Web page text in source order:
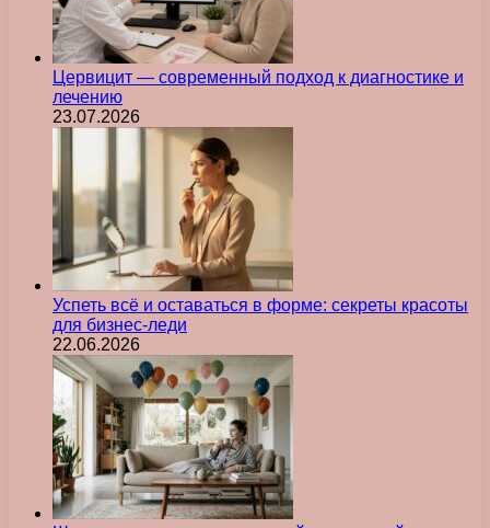
Цервицит — современный подход к диагностике и
лечению
23.07.2026
Успеть всё и оставаться в форме: секреты красоты
для бизнес-леди
22.06.2026